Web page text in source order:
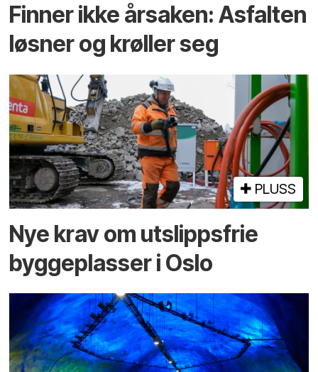
Finner ikke årsaken: Asfalten
løsner og krøller seg
PLUSS
Nye krav om utslippsfrie
byggeplasser i Oslo